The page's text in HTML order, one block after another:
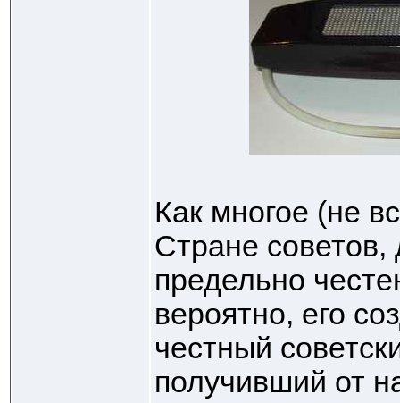
Как многое (не
Стране советов,
предельно
вероятно, его
честный
получивший от